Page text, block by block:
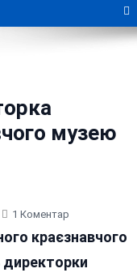
музею
1 КоментарДо
Пішла
Життя
краєзнавчого